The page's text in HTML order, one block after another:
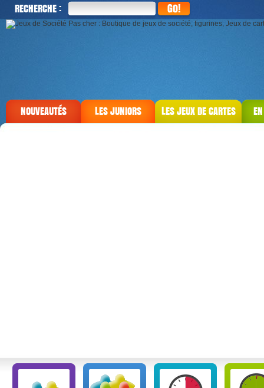
RECHERCHE :
NOUVEAUTÉS LES JUNIORS LES JEUX DE CARTES